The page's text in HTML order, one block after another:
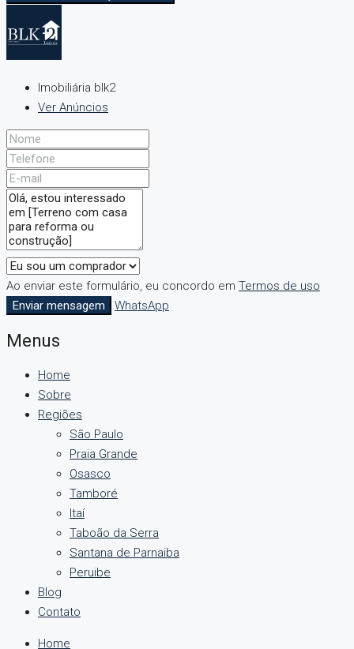
Imobiliária blk2
Ver Anúncios
Ao enviar este formulário, eu concordo em Termos de uso
Enviar mensagem
WhatsApp
Menus
Home
Sobre
Regiões
São Paulo
Praia Grande
Osasco
Tamboré
Itaí
Taboão da Serra
Santana de Parnaiba
Peruibe
Blog
Contato
Home